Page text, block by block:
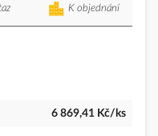
K objednání
6 869,41 Kč/ks